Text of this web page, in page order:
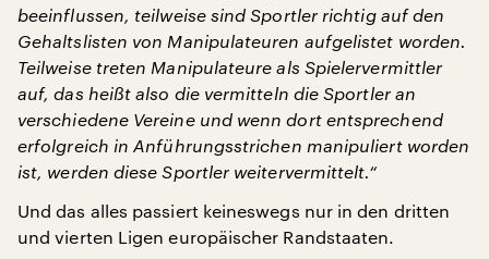
beeinflussen, teilweise sind Sportler richtig auf den
Gehaltslisten von Manipulateuren aufgelistet worden.
Teilweise treten Manipulateure als Spielervermittler
auf, das heißt also die vermitteln die Sportler an
verschiedene Vereine und wenn dort entsprechend
erfolgreich in Anführungsstrichen manipuliert worden
ist, werden diese Sportler weitervermittelt.“
Und das alles passiert keineswegs nur in den dritten
und vierten Ligen europäischer Randstaaten.